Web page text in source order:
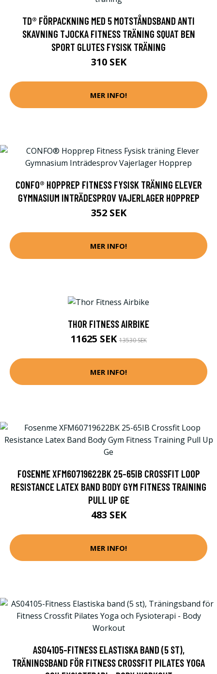
TD® FÖRPACKNING MED 5 MOTSTÅNDSBAND ANTI
SKAVNING TJOCKA FITNESS TRÄNING SQUAT BEN
SPORT GLUTES FYSISK TRÄNING
310 SEK
MER INFO!
CONFO® HOPPREP FITNESS FYSISK TRÄNING ELEVER
GYMNASIUM INTRÄDESPROV VAJERLAGER HOPPREP
352 SEK
MER INFO!
THOR FITNESS AIRBIKE
11625 SEK13530 SEK
MER INFO!
FOSENME XFM60719622BK 25-65IB CROSSFIT LOOP
RESISTANCE LATEX BAND BODY GYM FITNESS TRAINING
PULL UP GE
483 SEK
MER INFO!
AS04105-FITNESS ELASTISKA BAND (5 ST),
TRÄNINGSBAND FÖR FITNESS CROSSFIT PILATES YOGA